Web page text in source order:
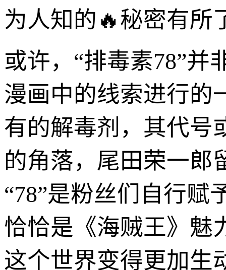
为人知的🔥秘密有所
或许，“排毒素78”
漫画中的线索进行的
有的解毒剂，其代号
的角落，尾田荣一郎
“78”是粉丝们自行赋
恰恰是《海贼王》魅
这个世界变得更加生